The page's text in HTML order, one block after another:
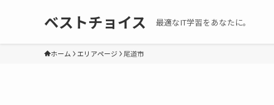
ベストチョイス 最適なIT学習をあなたに。
ホーム エリアページ 尾道市